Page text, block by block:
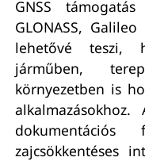
GNSS
GLONASS,
lehetővé teszi,
járműben,
környezetben is
zajcsökkentéses